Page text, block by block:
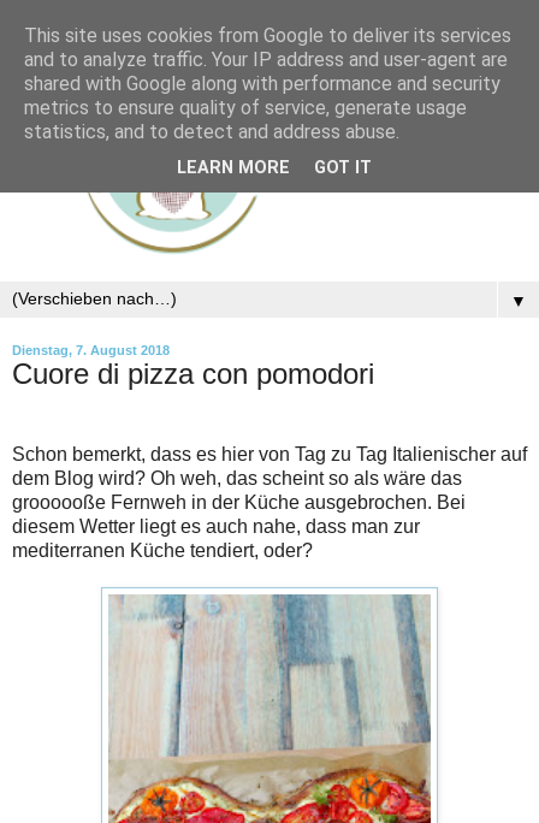
▼
Dienstag, 7. August 2018
Cuore di pizza con pomodori
Schon bemerkt, dass es hier von Tag zu Tag Italienischer auf
dem Blog wird? Oh weh, das scheint so als wäre das
groooooße Fernweh in der Küche ausgebrochen. Bei
diesem Wetter liegt es auch nahe, dass man zur
mediterranen Küche tendiert, oder?
This site uses cookies from Google to deliver its services
and to analyze traffic. Your IP address and user-agent are
shared with Google along with performance and security
metrics to ensure quality of service, generate usage
statistics, and to detect and address abuse.
LEARN MORE GOT IT